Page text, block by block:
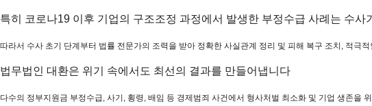
특히 코로나19 이후 기업의 구조조정 과정에서 발생한 부정수급 사례는 수사
따라서 수사 초기 단계부터 법률 전문가의 조력을 받아 정확한 사실관계 정리 및 피해 복구 조치, 적극
법무법인 대환은 위기 속에서도 최선의 결과를 만들어냅니다
다수의 정부지원금 부정수급, 사기, 횡령, 배임 등 경제범죄 사건에서 형사처벌 최소화 및 기업 생존을